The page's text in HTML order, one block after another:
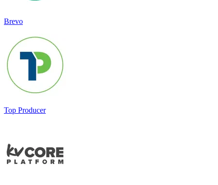
Brevo
Top Producer